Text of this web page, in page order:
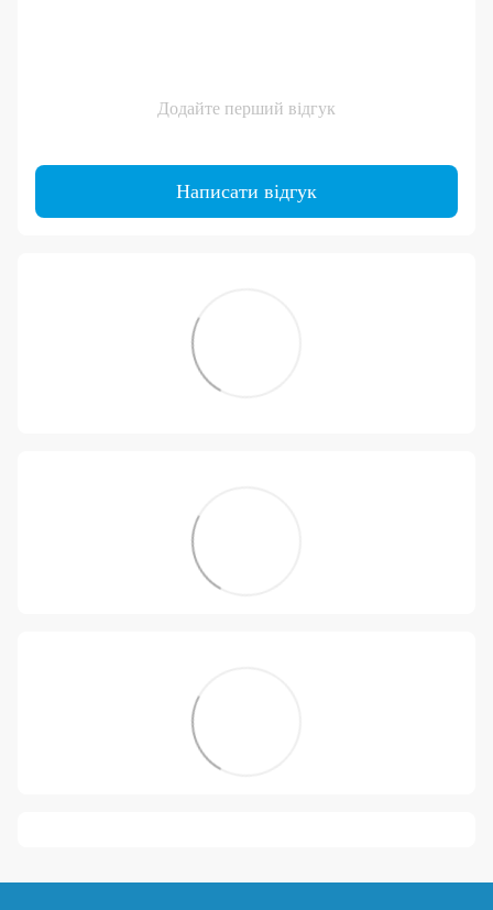
Додайте перший відгук
Написати відгук